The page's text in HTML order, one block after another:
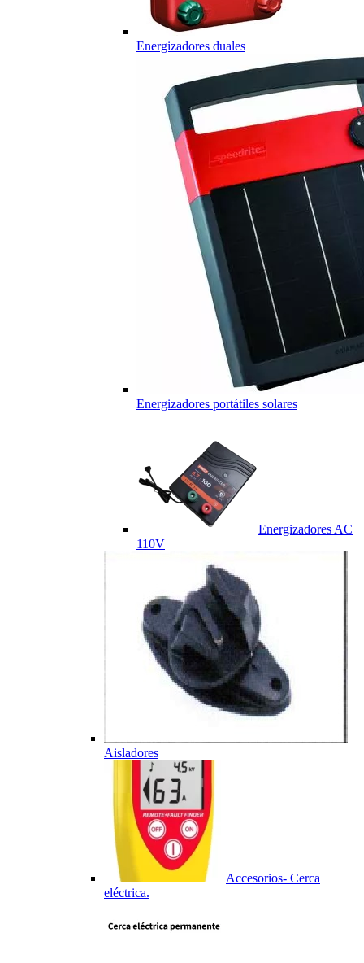
Energizadores duales
Energizadores portátiles solares
Energizadores AC
110V
Aisladores
Accesorios- Cerca
eléctrica.